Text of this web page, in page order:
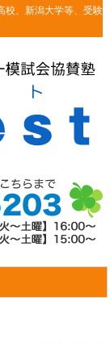
校、新潟大学等、受験